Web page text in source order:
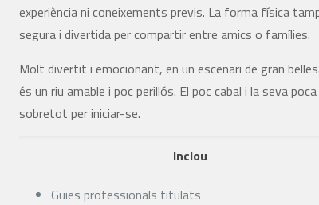
experiència ni coneixements previs. La forma física
segura i divertida per compartir entre amics o famílies.
Molt divertit i emocionant, en un escenari de gran
és un riu amable i poc perillós. El poc cabal i la seva
sobretot per iniciar-se.
Inclou
Guies professionals titulats